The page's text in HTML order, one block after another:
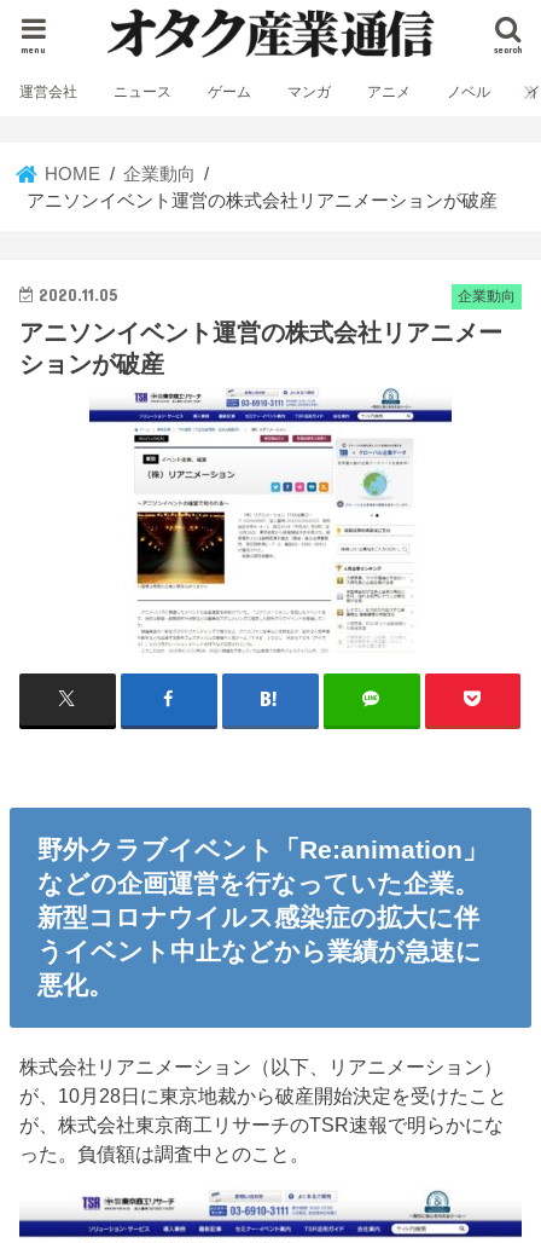
search
menu
運営会社 ニュース ゲーム マンガ アニメ ノベル
HOME
企業動向
アニソンイベント運営の株式会社リアニメーションが破産
企業動向
2020.11.05
アニソンイベント運営の株式会社リアニメー
ションが破産
野外クラブイベント「Re:animation」
などの企画運営を行なっていた企業。
新型コロナウイルス感染症の拡大に伴
うイベント中止などから業績が急速に
悪化。
株式会社リアニメーション（以下、リアニメーション）
が、10月28日に東京地裁から破産開始決定を受けたこと
が、株式会社東京商工リサーチのTSR速報で明らかにな
った。負債額は調査中とのこと。